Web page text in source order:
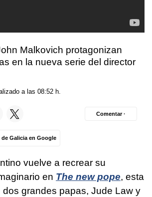
Malkovich protagonizan
en la nueva serie del director
a las 08:52 h.
de Galicia en Google
Comentar ·
vuelve a recrear su
en The new pope, esta
grandes papas, Jude Law y